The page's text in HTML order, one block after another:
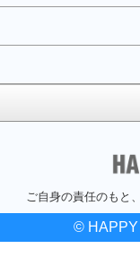
ご自身の責任のもと
© HAPPY